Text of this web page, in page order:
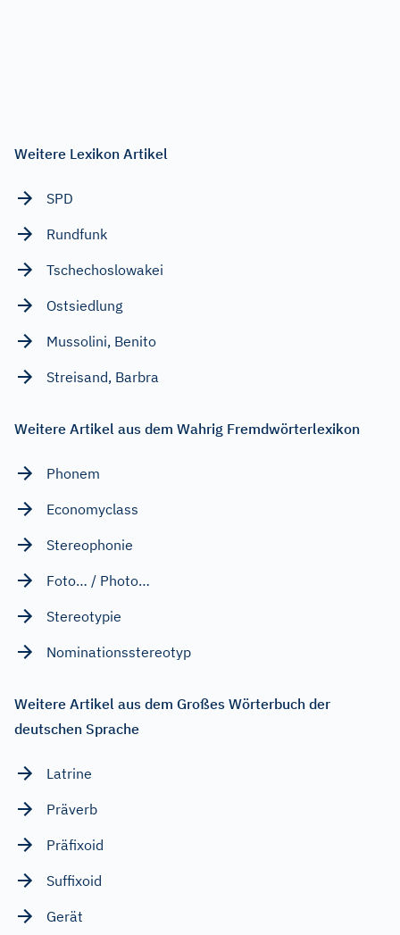
Weitere Lexikon Artikel
SPD
Rundfunk
Tschechoslowakei
Ostsiedlung
Mussolini, Benito
Streisand, Barbra
Weitere Artikel aus dem Wahrig Fremdwörterlexikon
Phonem
Economyclass
Stereophonie
Foto… / Photo…
Stereotypie
Nominationsstereotyp
Weitere Artikel aus dem Großes Wörterbuch der
deutschen Sprache
Latrine
Präverb
Präfixoid
Suffixoid
Gerät